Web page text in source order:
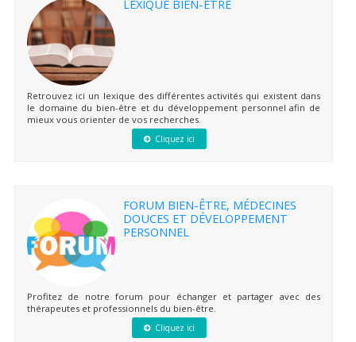
LEXIQUE BIEN-ÊTRE
Retrouvez ici un lexique des différentes activités qui existent dans
le domaine du bien-être et du développement personnel afin de
mieux vous orienter de vos recherches.
Cliquez ici
FORUM BIEN-ÊTRE, MÉDECINES
DOUCES ET DÉVELOPPEMENT
PERSONNEL
Profitez de notre forum pour échanger et partager avec des
thérapeutes et professionnels du bien-être.
Cliquez ici